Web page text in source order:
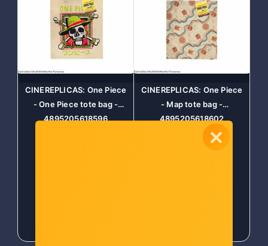
CINEREPLICAS: One Piece
- One Piece tote bag -
4895205618596
CINEREPLICAS: One Piece
- Map tote bag -
4895205618602
Šifra: COL-24829